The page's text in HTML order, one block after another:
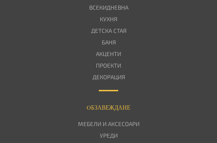
ВСЕКИДНЕВНА
КУХНЯ
ДЕТСКА СТАЯ
БАНЯ
АКЦЕНТИ
ПРОЕКТИ
ДЕКОРАЦИЯ
OБЗАВЕЖДАНЕ
МЕБЕЛИ И АКСЕСОАРИ
УРЕДИ